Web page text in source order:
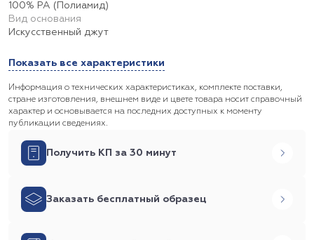
100% PA (Полиамид)
Вид основания
Искусственный джут
Показать все характеристики
Информация о технических характеристиках, комплекте поставки,
стране изготовления, внешнем виде и цвете товара носит справочный
характер и основывается на последних доступных к моменту
публикации сведениях.
Получить КП за 30 минут
Заказать бесплатный образец